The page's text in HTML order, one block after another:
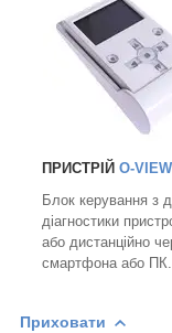
ПРИСТРІЙ O-VIEW
Блок керування з
діагностики
або дистанційно
смартфона або ПК.
Приховати